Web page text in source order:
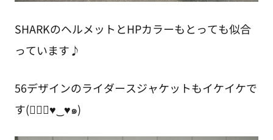
SHARKのヘルメットとHPカラーもとっても似合
っています♪
56デザインのライダースジャケットもイケイケで
す(๑⃙⃘♥‿♥๑)